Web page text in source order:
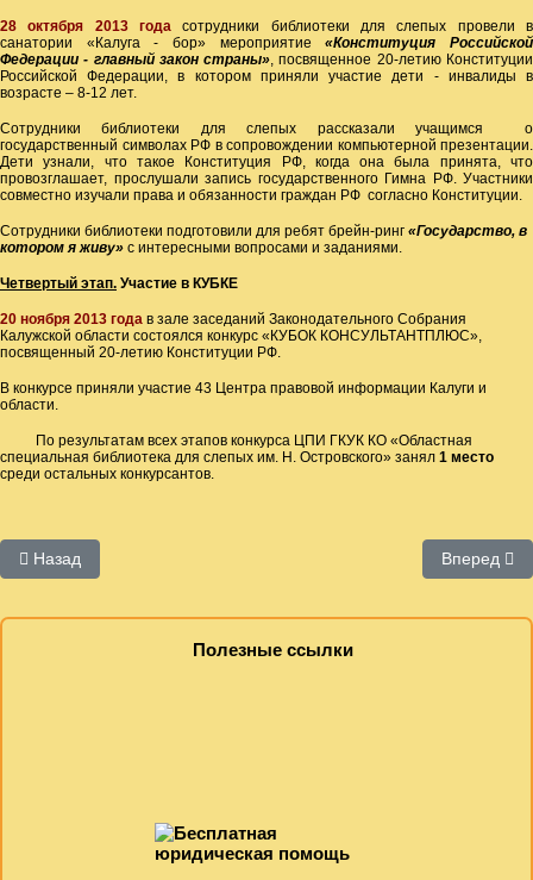
28 октября 2013 года сотрудники библиотеки для слепых провели в
санатории «Калуга - бор» мероприятие«Конституция Российской
Федерации - главный закон страны», посвященное 20-летию Конституции
Российской Федерации, в котором приняли участие дети - инвалиды в
возрасте – 8-12 лет.
Сотрудники библиотеки для слепых рассказали учащимся о
государственный символах РФ в сопровождении компьютерной презентации.
Дети узнали, что такое Конституция РФ, когда она была принята, что
провозглашает, прослушали запись государственного Гимна РФ. Участники
совместно изучали права и обязанности граждан РФ согласно Конституции.
Сотрудники библиотеки подготовили для ребят брейн-ринг «Государство, в
котором я живу» с интересными вопросами и заданиями.
Четвертый этап. Участие в КУБКЕ
20 ноября 2013 года в зале заседаний Законодательного Собрания
Калужской области состоялся конкурс «КУБОК КОНСУЛЬТАНТПЛЮС»,
посвященный 20-летию Конституции РФ.
В конкурсе приняли участие 43 Центра правовой информации Калуги и
области.
По результатам всех этапов конкурса ЦПИ ГКУК КО «Областная
специальная библиотека для слепых им. Н. Островского» занял 1 место
среди остальных конкурсантов.
Предыдущий: эффективность
Назад Вперед
Полезные ссылки